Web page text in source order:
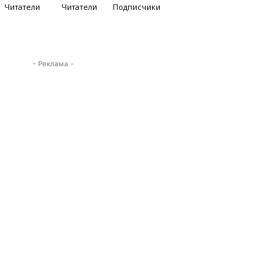
Читатели Читатели Подписчики
- Реклама -